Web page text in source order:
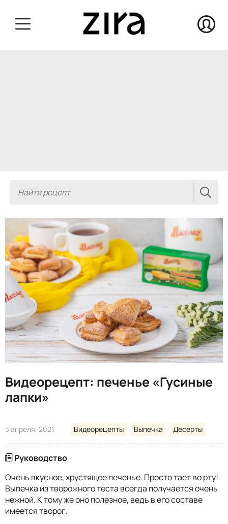
Видеорецепт: печенье «Гусиные
лапки»
3 апреля, 2021 Видеорецепты Выпечка Десерты
Руководство
Очень вкусное, хрустящее печенье. Просто тает во рту!
Выпечка из творожного теста всегда получается очень
нежной. К тому же оно полезное, ведь в его составе
имеется творог.